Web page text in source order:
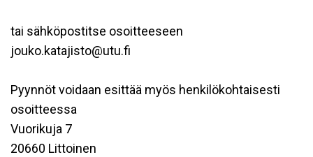
tai sähköpostitse osoitteeseen
jouko.katajisto@utu.fi
Pyynnöt voidaan esittää myös henkilökohtaisesti
osoitteessa
Vuorikuja 7
20660 Littoinen